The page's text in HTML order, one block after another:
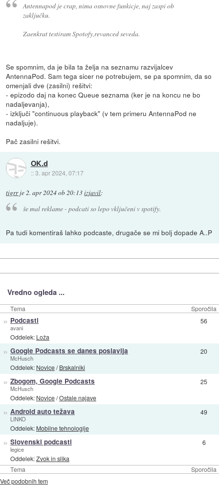
Antennapod je crap, nima osnovne funkicje, naj zaspi ob
zaključku.
Zaenkrat testiram Spotofy,revanced seveda.
Se spomnim, da je bila ta želja na seznamu razvijalcev
AntennaPod. Sam tega sicer ne potrebujem, se pa spomnim, da so
omenjali dve (zasilni) rešitvi:
- epizodo daj na konec Queue seznama (ker je na koncu ne bo
nadaljevanja),
- izključi "continuous playback" (v tem primeru AntennaPod ne
nadaljuje).
Pač zasilni rešitvi.
OK.d
::3. apr 2024, 07:17
tigrrje2. apr 2024 ob 20:13izjavil:
še mal reklame - podcati so lepo vključeni v spotify.
Pa tudi komentiraš lahko podcaste, drugače se mi bolj dopade A..P
Vredno ogleda ...
Tema Sporočila
Tema Sporočila
» Podcasti
avani
Oddelek: Loža
56
» Google Podcasts se danes poslavlja
McHusch
Oddelek: Novice/Brskalniki
20
» Zbogom, Google Podcasts
McHusch
Oddelek: Novice/Ostale najave
25
» Android auto težava
LINKO
Oddelek: Mobilne tehnologije
49
» Slovenski podcasti
legice
Oddelek:Zvok in slika
6
Več podobnih tem